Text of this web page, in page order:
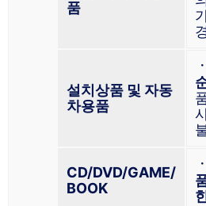
품
설치상품 및 자동
차용품
CD/DVD/GAME/
BOOK